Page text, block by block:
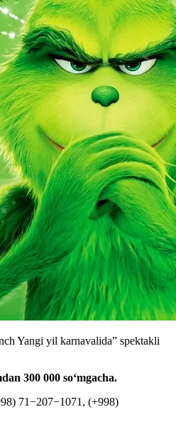
Yangi yil karnavalida” spektakli
300 000 soʻmgacha.
71−207−1071, (+998)